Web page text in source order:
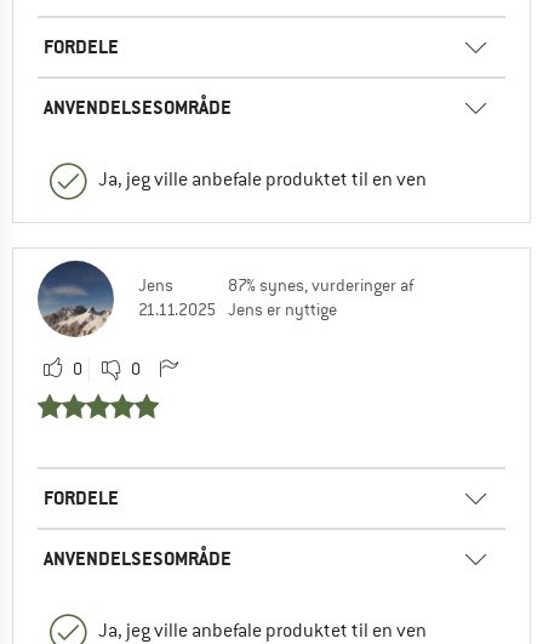
FORDELE
ANVENDELSESOMRÅDE
Ja, jeg ville anbefale produktet til en ven
Jens
21.11.2025
87% synes, vurderinger af
Jens er nyttige
0 0
FORDELE
ANVENDELSESOMRÅDE
Ja, jeg ville anbefale produktet til en ven